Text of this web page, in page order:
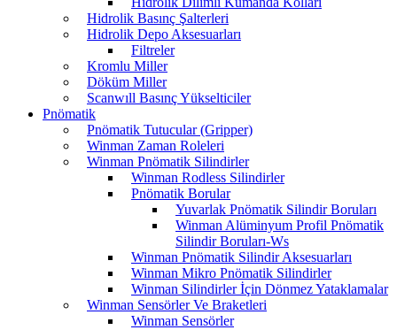
Hidrolik Basınç Şalterleri
Hidrolik Depo Aksesuarları
Filtreler
Kromlu Miller
Döküm Miller
Scanwıll Basınç Yükselticiler
Pnömatik
Pnömatik Tutucular (Gripper)
Winman Zaman Roleleri
Winman Pnömatik Silindirler
Winman Rodless Silindirler
Pnömatik Borular
Yuvarlak Pnömatik Silindir Boruları
Winman Alüminyum Profil Pnömatik
Silindir Boruları-Ws
Winman Pnömatik Silindir Aksesuarları
Winman Mikro Pnömatik Silindirler
Winman Silindirler İçin Dönmez Yataklamalar
Winman Sensörler Ve Braketleri
Winman Sensörler